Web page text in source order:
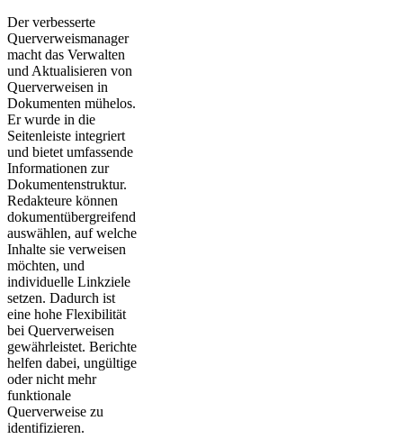
Der verbesserte
Querverweismanager
macht das Verwalten
und Aktualisieren von
Querverweisen in
Dokumenten mühelos.
Er wurde in die
Seitenleiste integriert
und bietet umfassende
Informationen zur
Dokumentenstruktur.
Redakteure können
dokumentübergreifend
auswählen, auf welche
Inhalte sie verweisen
möchten, und
individuelle Linkziele
setzen. Dadurch ist
eine hohe Flexibilität
bei Querverweisen
gewährleistet. Berichte
helfen dabei, ungültige
oder nicht mehr
funktionale
Querverweise zu
identifizieren.